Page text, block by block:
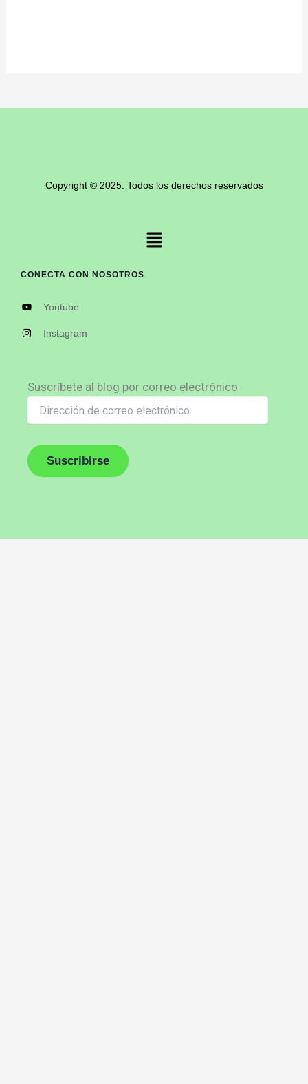
Copyright © 2025. Todos los derechos reservados
Menú
CONECTA CON NOSOTROS
Youtube
Instagram
Suscríbete al blog por correo electrónico
Dirección
de
correo
electrónico
Suscribirse